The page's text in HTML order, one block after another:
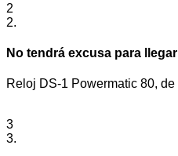
2
2.
No tendrá excusa para
Reloj DS-1 Powermatic 80,
3
3.